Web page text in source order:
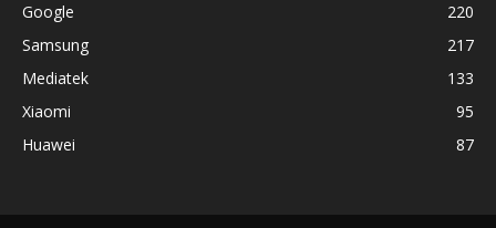
Google
220
Samsung
217
Mediatek
133
Xiaomi
95
Huawei
87